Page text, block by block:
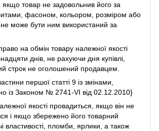
товар не задовольнив його за
фасоном, кольором, розміром або
може бути ним використаний за
на обмін товару належної якості
днів, не рахуючи дня купівлі,
строк не оголошений продавцем.
першої статті 9 із змінами,
із Законом № 2741-VI від 02.12.2010}
якості провадиться, якщо він не
і якщо збережено його товарний
властивості, пломби, ярлики, а також